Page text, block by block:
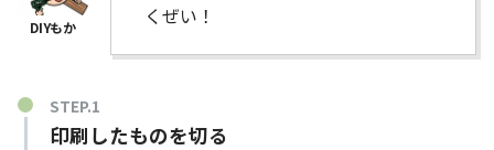
くぜい！
印刷したものを切る